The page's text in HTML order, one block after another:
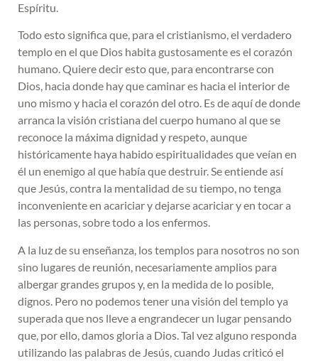
Espíritu.
Todo esto significa que, para el cristianismo, el verdadero
templo en el que Dios habita gustosamente es el corazón
humano. Quiere decir esto que, para encontrarse con
Dios, hacia donde hay que caminar es hacia el interior de
uno mismo y hacia el corazón del otro. Es de aquí de donde
arranca la visión cristiana del cuerpo humano al que se
reconoce la máxima dignidad y respeto, aunque
históricamente haya habido espiritualidades que veían en
él un enemigo al que había que destruir. Se entiende así
que Jesús, contra la mentalidad de su tiempo, no tenga
inconveniente en acariciar y dejarse acariciar y en tocar a
las personas, sobre todo a los enfermos.
A la luz de su enseñanza, los templos para nosotros no son
sino lugares de reunión, necesariamente amplios para
albergar grandes grupos y, en la medida de lo posible,
dignos. Pero no podemos tener una visión del templo ya
superada que nos lleve a engrandecer un lugar pensando
que, por ello, damos gloria a Dios. Tal vez alguno responda
utilizando las palabras de Jesús, cuando Judas criticó el